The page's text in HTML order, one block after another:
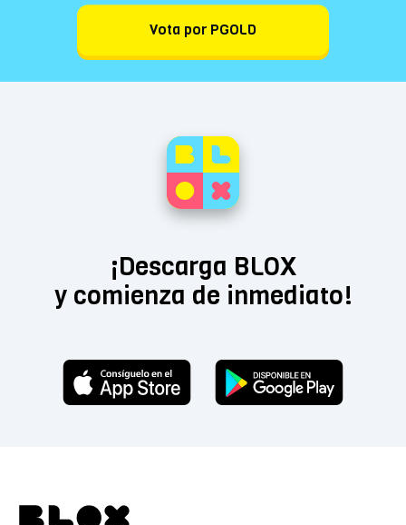
Vota por PGOLD
¡Descarga BLOX
y comienza de inmediato!